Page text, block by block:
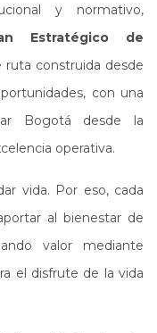
y normativo,
Estratégico de
ruta construida desde
con una
Bogotá desde la
operativa.
vida. Por eso, cada
al bienestar de
valor mediante
el disfrute de la vida